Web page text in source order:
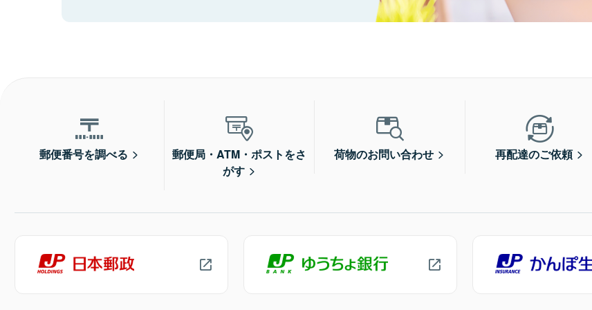
郵便番号を調べる
郵便局・ATM・ポストをさ
がす
荷物のお問い合わせ 再配達のご依頼